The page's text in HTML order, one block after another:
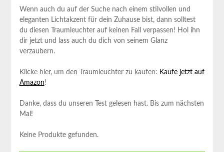
Wenn auch ​du auf der⁢ Suche nach einem stilvollen ⁣und
eleganten Lichtakzent für dein Zuhause bist, dann solltest
du diesen Traumleuchter auf keinen Fall verpassen! Hol ihn‌
dir jetzt und lass ​auch du dich von seinem Glanz
verzaubern.
Klicke hier, um den Traumleuchter zu kaufen: Kaufe jetzt auf
Amazon!
Danke, dass du unseren Test gelesen‍ hast. Bis zum nächsten
Mal!
Keine Produkte gefunden.